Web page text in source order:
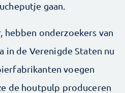
gaan.
hebben onderzoekers van
in de Verenigde Staten nu
voegen
de houtpulp produceren